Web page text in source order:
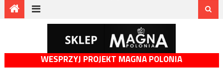
WESPRZYJ PROJEKT MAGNA POLONIA